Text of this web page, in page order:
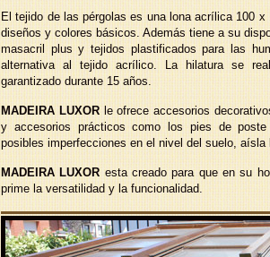
El tejido de las pérgolas es una lona acrílica 100
diseños y colores básicos. Además tiene a su
masacril plus y tejidos plastificados para las
alternativa al tejido acrílico. La hilatura se
garantizado durante 15 años.
MADEIRA LUXORle ofrece accesorios
y accesorios prácticos como los pies de
posibles imperfecciones en el nivel del suelo, aísla
MADEIRA LUXOR esta creado para que en su
prime la versatilidad y la funcionalidad.